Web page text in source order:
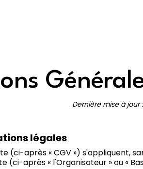
Dernière mise à jour
légales
(ci-après « CGV ») s'appliquent,
(ci-après « l'Organisateur » ou «